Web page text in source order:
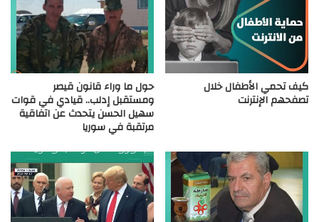
كيف تحمي الأطفال خلال
تصفحهم الإنترنت
حول ما وراء قانون قيصر
ومستقبل إدلب.. قيادي في قوات
سهيل الحسن يتحدث عن اتفاقية
مرتقبة في سوريا